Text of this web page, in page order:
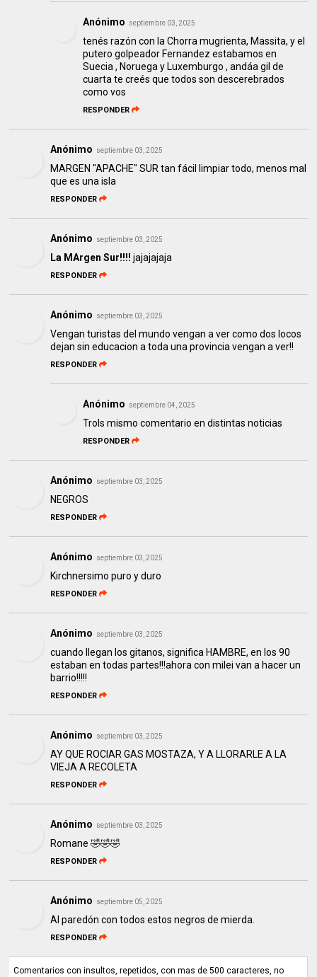
Anónimo septiembre 03, 2025
tenés razón con la Chorra mugrienta, Massita, y el
putero golpeador Fernandez estabamos en
Suecia , Noruega y Luxemburgo , andáa gil de
cuarta te creés que todos son descerebrados
como vos
RESPONDER
Anónimo septiembre 03, 2025
MARGEN "APACHE" SUR tan fácil limpiar todo, menos mal
que es una isla
RESPONDER
Anónimo septiembre 03, 2025
La MArgen Sur!!!!jajajajaja
RESPONDER
Anónimo septiembre 03, 2025
Vengan turistas del mundo vengan a ver como dos locos
dejan sin educacion a toda una provincia vengan a ver!!
RESPONDER
Anónimo septiembre 04, 2025
Trols mismo comentario en distintas noticias
RESPONDER
Anónimo septiembre 03, 2025
NEGROS
RESPONDER
Anónimo septiembre 03, 2025
Kirchnersimo puro y duro
RESPONDER
Anónimo septiembre 03, 2025
cuando llegan los gitanos, significa HAMBRE, en los 90
estaban en todas partes!!!ahora con milei van a hacer un
barrio!!!!!
RESPONDER
Anónimo septiembre 03, 2025
AY QUE ROCIAR GAS MOSTAZA, Y A LLORARLE A LA
VIEJA A RECOLETA
RESPONDER
Anónimo septiembre 03, 2025
Romane 🤣🤣🤣
RESPONDER
Anónimo septiembre 05, 2025
Al paredón con todos estos negros de mierda.
RESPONDER
Comentarios con insultos, repetidos, con mas de 500 caracteres, no